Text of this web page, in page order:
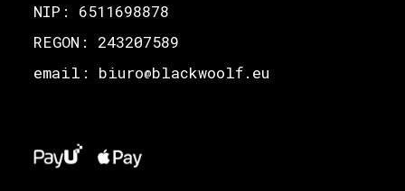
NIP: 6511698878
REGON: 243207589
email: biuro@blackwoolf.eu